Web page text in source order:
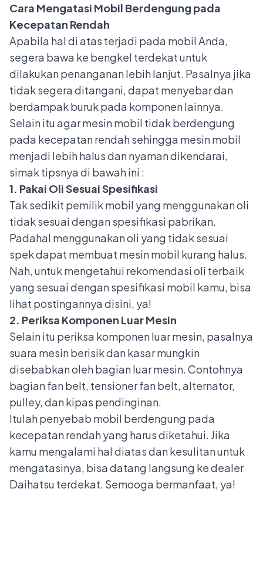
Cara Mengatasi Mobil Berdengung pada
Kecepatan Rendah
Apabila hal di atas terjadi pada mobil Anda,
segera bawa ke bengkel terdekat untuk
dilakukan penanganan lebih lanjut. Pasalnya jika
tidak segera ditangani, dapat menyebar dan
berdampak buruk pada komponen lainnya.
Selain itu agar mesin mobil tidak berdengung
pada kecepatan rendah sehingga mesin mobil
menjadi lebih halus dan nyaman dikendarai,
simak tipsnya di bawah ini :
1. Pakai Oli Sesuai Spesifikasi
Tak sedikit pemilik mobil yang menggunakan oli
tidak sesuai dengan spesifikasi pabrikan.
Padahal menggunakan oli yang tidak sesuai
spek dapat membuat mesin mobil kurang halus.
Nah, untuk mengetahui rekomendasi oli terbaik
yang sesuai dengan spesifikasi mobil kamu, bisa
lihat postingannyadisini, ya!
2. Periksa Komponen Luar Mesin
Selain itu periksa komponen luar mesin, pasalnya
suara mesin berisik dan kasar mungkin
disebabkan oleh bagian luar mesin. Contohnya
bagian fan belt, tensioner fan belt, alternator,
pulley, dan kipas pendinginan.
Itulah penyebab mobil berdengung pada
kecepatan rendah yang harus diketahui. Jika
kamu mengalami hal diatas dan kesulitan untuk
mengatasinya, bisa datang langsung kedealer
Daihatsu terdekat. Semooga bermanfaat, ya!